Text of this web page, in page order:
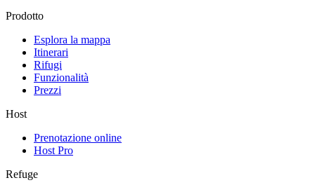
Prodotto
Esplora la mappa
Itinerari
Rifugi
Funzionalità
Prezzi
Host
Prenotazione online
Host Pro
Refuge